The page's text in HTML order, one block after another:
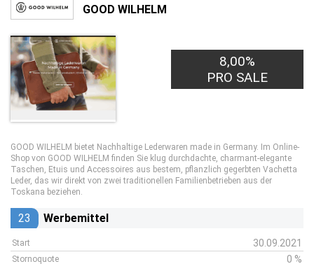
GOOD WILHELM
8,00%
PRO SALE
GOOD WILHELM bietet Nachhaltige Lederwaren made in Germany. Im Online-
Shop von GOOD WILHELM finden Sie klug durchdachte, charmant-elegante
Taschen, Etuis und Accessoires aus bestem, pflanzlich gegerbten Vachetta
Leder, das wir direkt von zwei traditionellen Familienbetrieben aus der
Toskana beziehen.
23 Werbemittel
Start 30.09.2021
Stornoquote 0 %